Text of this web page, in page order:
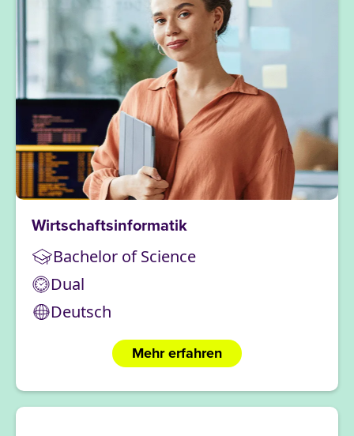
Wirtschaftsinformatik
Bachelor of Science
Dual
Deutsch
Mehr erfahren